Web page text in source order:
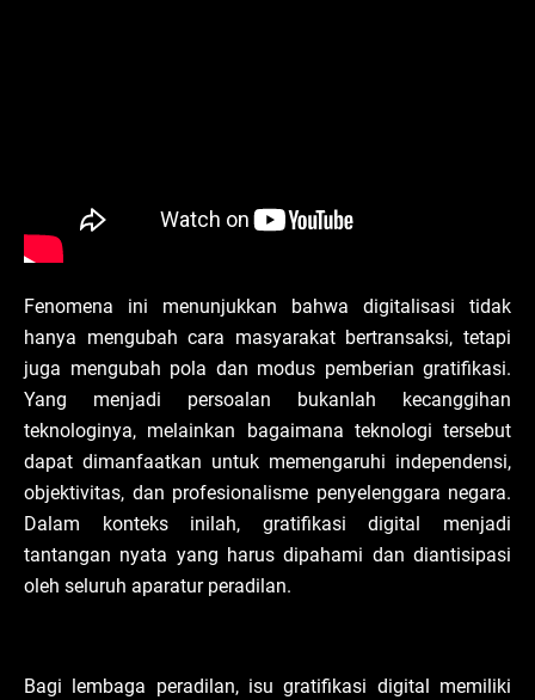
Fenomena ini menunjukkan bahwa digitalisasi tidak
hanya mengubah cara masyarakat bertransaksi, tetapi
juga mengubah pola dan modus pemberian gratifikasi.
Yang menjadi persoalan bukanlah kecanggihan
teknologinya, melainkan bagaimana teknologi tersebut
dapat dimanfaatkan untuk memengaruhi independensi,
objektivitas, dan profesionalisme penyelenggara negara.
Dalam konteks inilah, gratifikasi digital menjadi
tantangan nyata yang harus dipahami dan diantisipasi
oleh seluruh aparatur peradilan.
Bagi lembaga peradilan, isu gratifikasi digital memiliki